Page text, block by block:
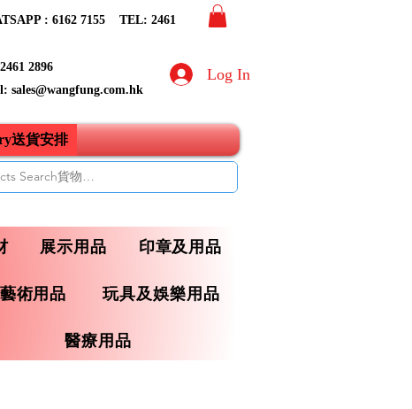
: 6162 7155​ TEL: 2461
2896
sales@wangfung.com.hk
Log In
送貨安排
展示用品 印章及用品
藝術用品 玩具及娛樂用品
醫療用品